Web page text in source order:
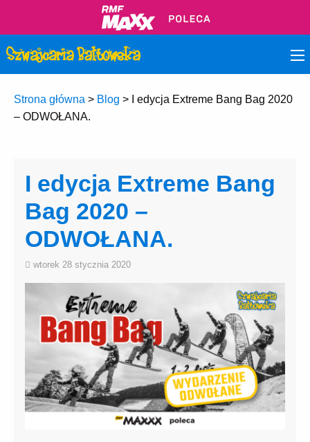
Strona główna > Blog >
I edycja Extreme Bang Bag 2020
– ODWOŁANA.
I edycja Extreme Bang
Bag 2020 –
ODWOŁANA.
wtorek 28 stycznia 2020